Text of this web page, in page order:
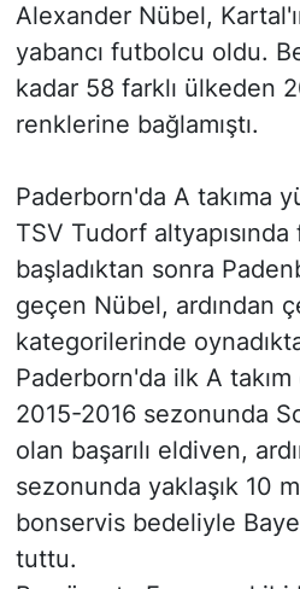
Alexander Nübel,
yabancı futbolcu oldu.
kadar 58 farklı ülkeden
renklerine bağlamıştı.
Paderborn'da A takıma
TSV Tudorf
başladıktan sonra
geçen Nübel, ardından
kategorilerinde
Paderborn'da ilk A
2015-2016 sezonunda
olan başarılı eldiven,
sezonunda yaklaşık 10
bonservis bedeliyle
tuttu.